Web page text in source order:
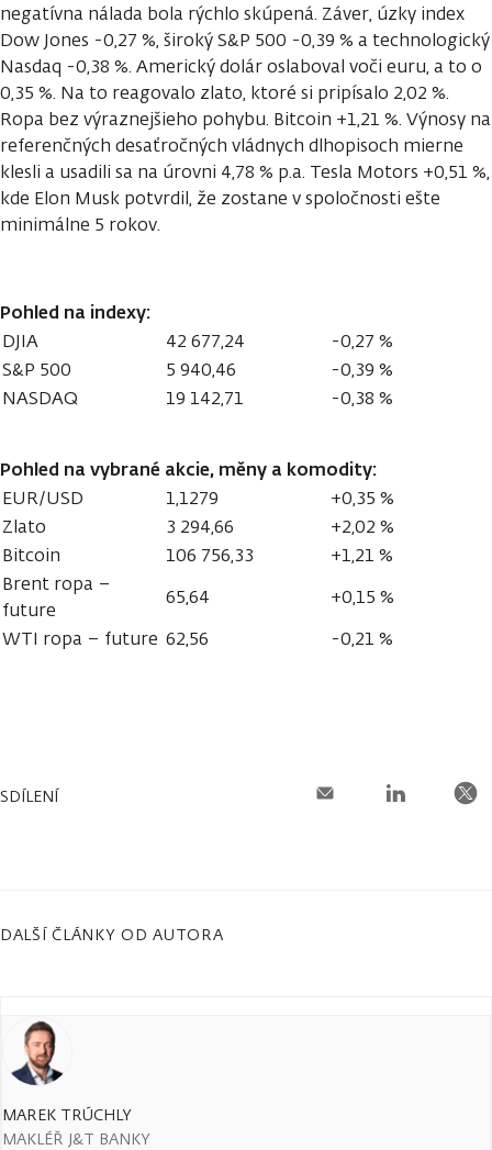
negatívna nálada bola rýchlo skúpená. Záver, úzky index
Dow Jones -0,27 %, široký S&P 500 -0,39 % a technologický
Nasdaq -0,38 %. Americký dolár oslaboval voči euru, a to o
0,35 %. Na to reagovalo zlato, ktoré si pripísalo 2,02 %.
Ropa bez výraznejšieho pohybu. Bitcoin +1,21 %. Výnosy na
referenčných desaťročných vládnych dlhopisoch mierne
klesli a usadili sa na úrovni 4,78 % p.a. Tesla Motors +0,51 %,
kde Elon Musk potvrdil, že zostane v spoločnosti ešte
minimálne 5 rokov.
Pohled na indexy:
DJIA 42 677,24
-0,27 %
S&P 500
5 940,46
-0,39 %
NASDAQ
19 142,71 -0,38 %
Pohled na vybrané akcie, měny a komodity:
EUR/USD 1,1279
+0,35 %
Zlato
3 294,66
+2,02 %
Bitcoin
106 756,33
+1,21 %
Brent ropa –
future
65,64
+0,15 %
WTI ropa – future 62,56 -0,21 %
SDÍLENÍ
DALŠÍ ČLÁNKY OD AUTORA
MAREK TRÚCHLY
MAKLÉŘ J&T BANKY